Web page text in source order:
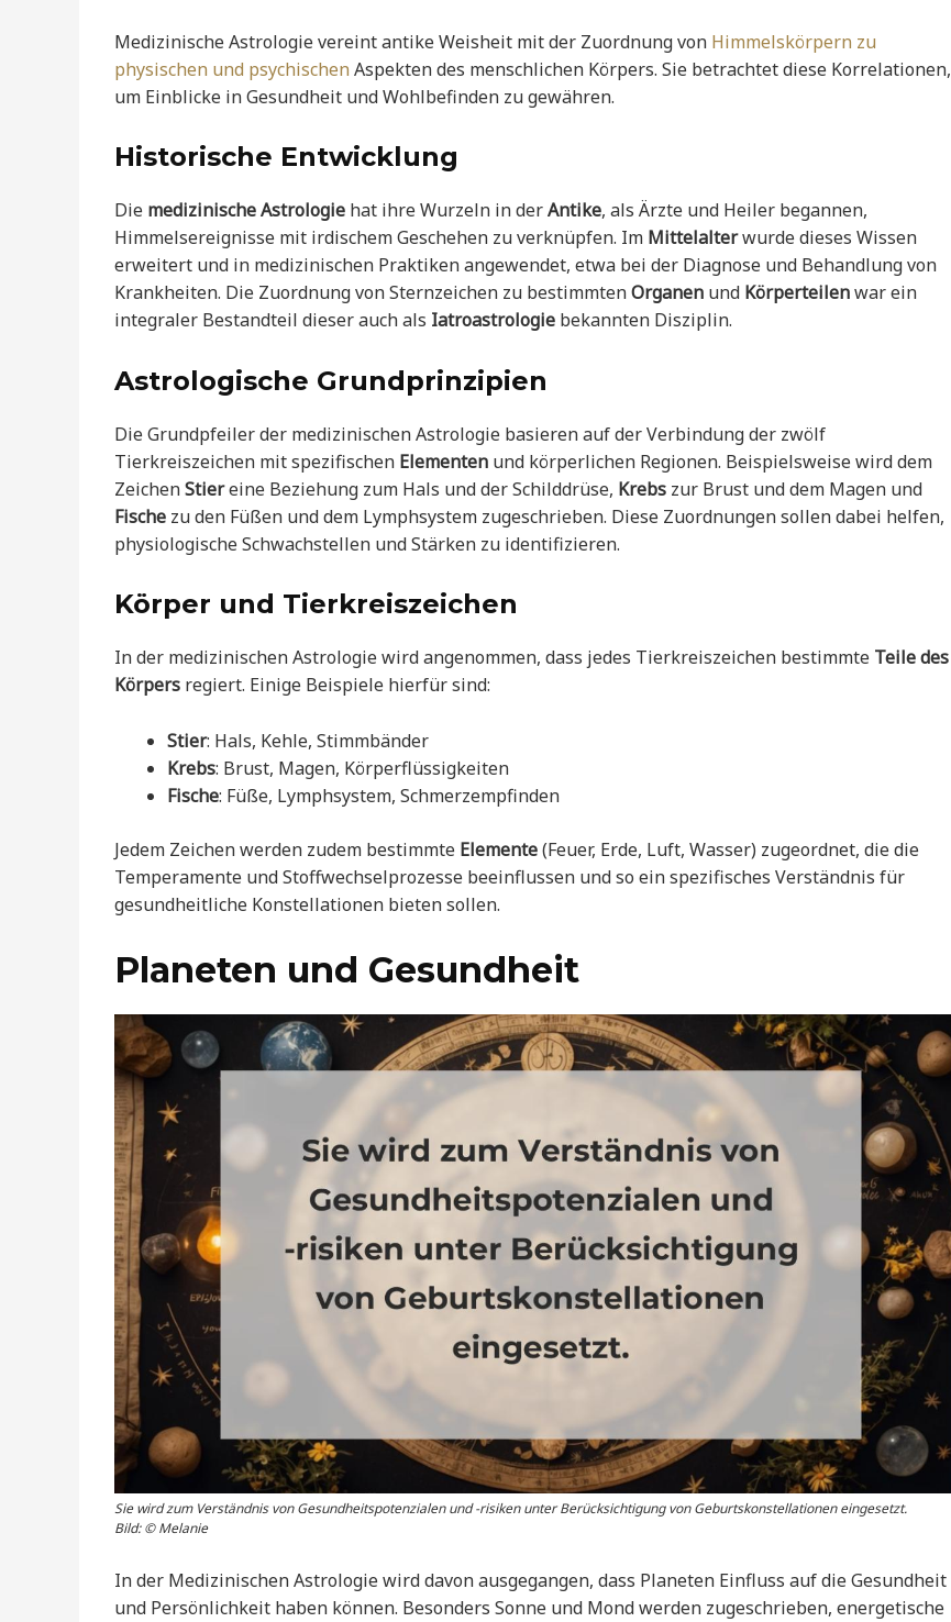
Medizinische Astrologie vereint antike Weisheit mit der Zuordnung von Himmelskörpern zu
physischen und psychischen Aspekten des menschlichen Körpers. Sie betrachtet diese Korrelationen,
um Einblicke in Gesundheit und Wohlbefinden zu gewähren.
Historische Entwicklung
Die medizinische Astrologie hat ihre Wurzeln in derAntike, als Ärzte und Heiler begannen,
Himmelsereignisse mit irdischem Geschehen zu verknüpfen. Im Mittelalterwurde dieses Wissen
erweitert und in medizinischen Praktiken angewendet, etwa bei der Diagnose und Behandlung von
Krankheiten. Die Zuordnung von Sternzeichen zu bestimmtenOrganen und Körperteilenwar ein
integraler Bestandteil dieser auch als Iatroastrologie bekannten Disziplin.
Astrologische Grundprinzipien
Die Grundpfeiler der medizinischen Astrologie basieren auf der Verbindung der zwölf
Tierkreiszeichen mit spezifischen Elementen und körperlichen Regionen. Beispielsweise wird dem
ZeichenStiereine Beziehung zum Hals und der Schilddrüse, Krebs zur Brust und dem Magen und
Fische zu den Füßen und dem Lymphsystem zugeschrieben. Diese Zuordnungen sollen dabei helfen,
physiologische Schwachstellen und Stärken zu identifizieren.
Körper und Tierkreiszeichen
In der medizinischen Astrologie wird angenommen, dass jedes Tierkreiszeichen bestimmte Teile des
Körpers regiert. Einige Beispiele hierfür sind:
Stier: Hals, Kehle, Stimmbänder
Krebs: Brust, Magen, Körperflüssigkeiten
Fische: Füße, Lymphsystem, Schmerzempfinden
Jedem Zeichen werden zudem bestimmte Elemente(Feuer, Erde, Luft, Wasser) zugeordnet, die die
Temperamente und Stoffwechselprozesse beeinflussen und so ein spezifisches Verständnis für
gesundheitliche Konstellationen bieten sollen.
Planeten und Gesundheit
Sie wird zum Verständnis von Gesundheitspotenzialen und -risiken unter Berücksichtigung von Geburtskonstellationen eingesetzt.
Bild: © Melanie
In der Medizinischen Astrologie wird davon ausgegangen, dass Planeten Einfluss auf die Gesundheit
und Persönlichkeit haben können. Besonders Sonne und Mond werden zugeschrieben, energetische